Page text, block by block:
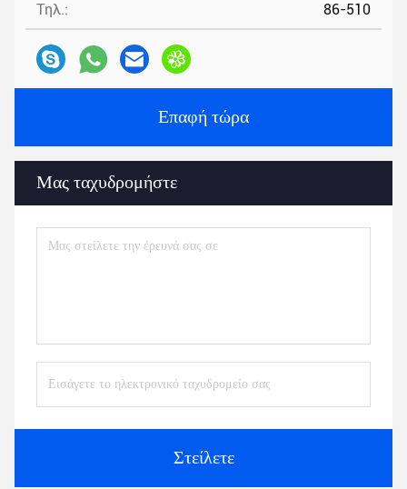
Τηλ.: 86-510
Επαφή τώρα
Μας ταχυδρομήστε
Στείλετε